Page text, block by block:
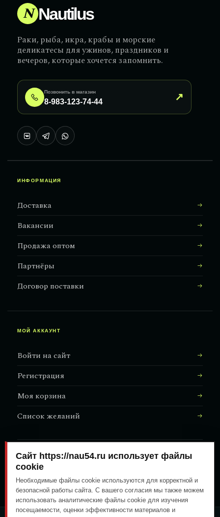
N Nautilus
Раки, рыба, икра, крабы и морские
деликатесы для ужинов, праздников и
вечеров, которые хочется запомнить.
Позвонить в магазин
8-983-123-74-44 ↗
ИНФОРМАЦИЯ
Доставка
Вакансии
Продажа оптом
Партнёры
Договор поставки
МОЙ АККАУНТ
Войти на сайт
Регистрация
Моя корзина
Список желаний
АДРЕС МАГАЗИНА
Залесского, 8/1
Сайт https://nau54.ru использует файлы
cookie
Необходимые файлы cookie используются для корректной и
безопасной работы сайта. С вашего согласия мы также можем
использовать аналитические файлы cookie для изучения
посещаемости, оценки эффективности материалов и